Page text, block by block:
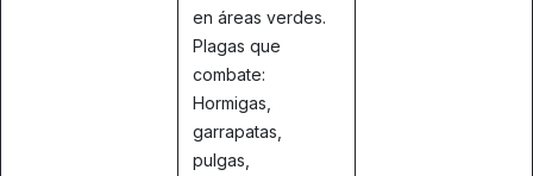
en áreas verdes.
Plagas que
combate:
Hormigas,
garrapatas,
pulgas,